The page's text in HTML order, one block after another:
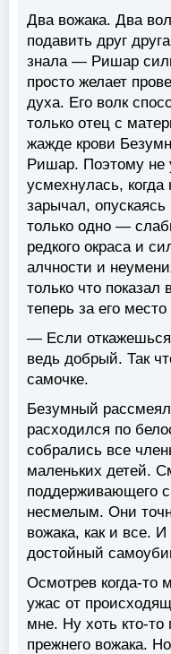
Два вожака. Два
подавить друг
знала — Ришар
просто желает
духа. Его волк
только отец с
жажде крови
Ришар. Поэтому не
усмехнулась, когда
зарычал,
только одно —
редкого окраса и
алчности и
только что
теперь за его
— Если
ведь добрый. Так
самочке.
Безумный
расходился по
собрались все
маленьких детей.
поддерживающего
несмелым. Они
вожака, как и все.
достойный
Осмотрев когда-то
ужас от
мне. Ну хоть кто-то
прежнего вожака.